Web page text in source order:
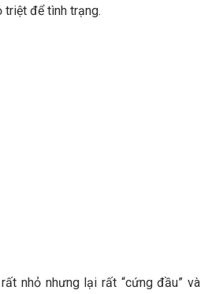
triệt để tình trạng.
nhỏ nhưng lại rất “cứng đầu” và